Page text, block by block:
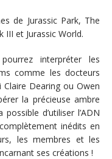
de Jurassic Park, The
III et Jurassic World.
interpréter les
comme les docteurs
Dearing ou Owen
la précieuse ambre
d’utiliser l’ADN
inédits en
les membres et les
ses créations !